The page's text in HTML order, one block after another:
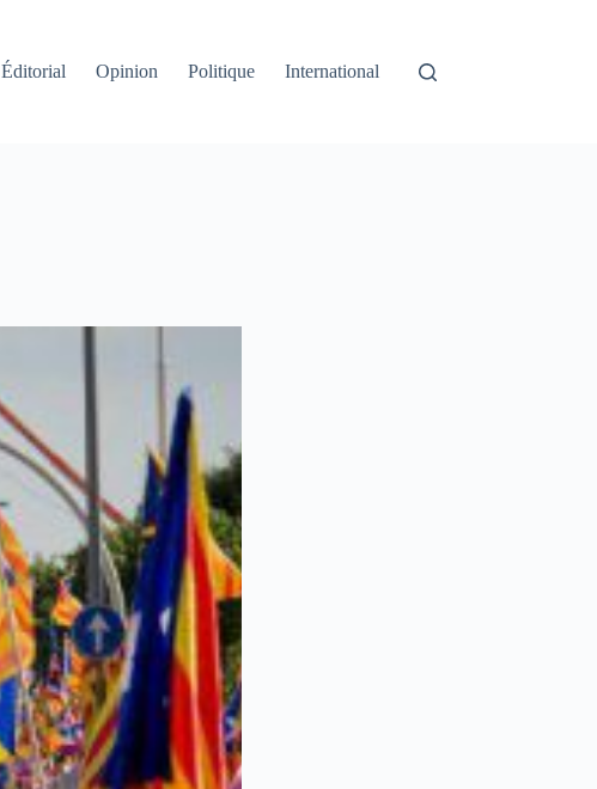
Éditorial Opinion Politique International